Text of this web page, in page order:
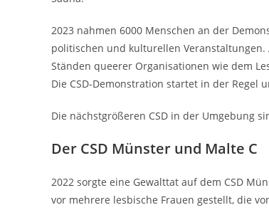
2023 nahmen 6000 Menschen an der
politischen und kulturellen Veranstaltungen.
Ständen queerer Organisationen wie dem
Die CSD-Demonstration startet in der Regel
Die nächstgrößeren CSD in der Umgebung
Der CSD Münster und Malte C
2022 sorgte eine Gewalttat auf dem CSD
vor mehrere lesbische Frauen gestellt, die